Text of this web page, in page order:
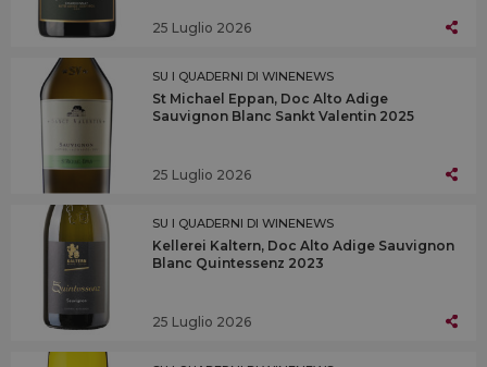
25 Luglio 2026
SU I QUADERNI DI WINENEWS
St Michael Eppan, Doc Alto Adige
Sauvignon Blanc Sankt Valentin 2025
25 Luglio 2026
SU I QUADERNI DI WINENEWS
Kellerei Kaltern, Doc Alto Adige Sauvignon
Blanc Quintessenz 2023
25 Luglio 2026